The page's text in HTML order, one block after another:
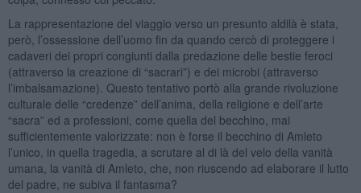
La rappresentazione del viaggio verso un presunto aldilà è stata,
però, l’ossessione dell’uomo fin da quando cercò di proteggere i
cadaveri dei propri congiunti dalla predazione delle bestie feroci
(attraverso la creazione di “sacrari”) e dei microbi (attraverso
l’imbalsamazione). Questo tentativo portò alla grande rivoluzione
culturale delle “credenze” dell’anima, della religione e dell’arte
“sacra” ed a professioni, come quella del becchino, mai
sufficientemente valorizzate: non è forse il becchino di Amleto
l’unico, in quella tragedia, a scrutare al di là del velo della vanità
umana, la vanità di Amleto, che, non riuscendo ad elaborare il lutto
del padre, ne subiva il fantasma?